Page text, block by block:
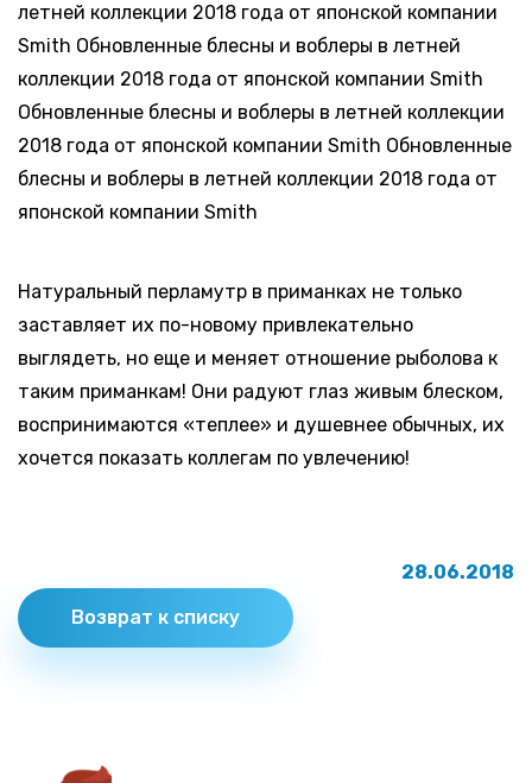
летней коллекции 2018 года от японской компании
Smith Обновленные блесны и воблеры в летней
коллекции 2018 года от японской компании Smith
Обновленные блесны и воблеры в летней коллекции
2018 года от японской компании Smith Обновленные
блесны и воблеры в летней коллекции 2018 года от
японской компании Smith
Натуральный перламутр в приманках не только
заставляет их по-новому привлекательно
выглядеть, но еще и меняет отношение рыболова к
таким приманкам! Они радуют глаз живым блеском,
воспринимаются «теплее» и душевнее обычных, их
хочется показать коллегам по увлечению!
28.06.2018
Возврат к списку